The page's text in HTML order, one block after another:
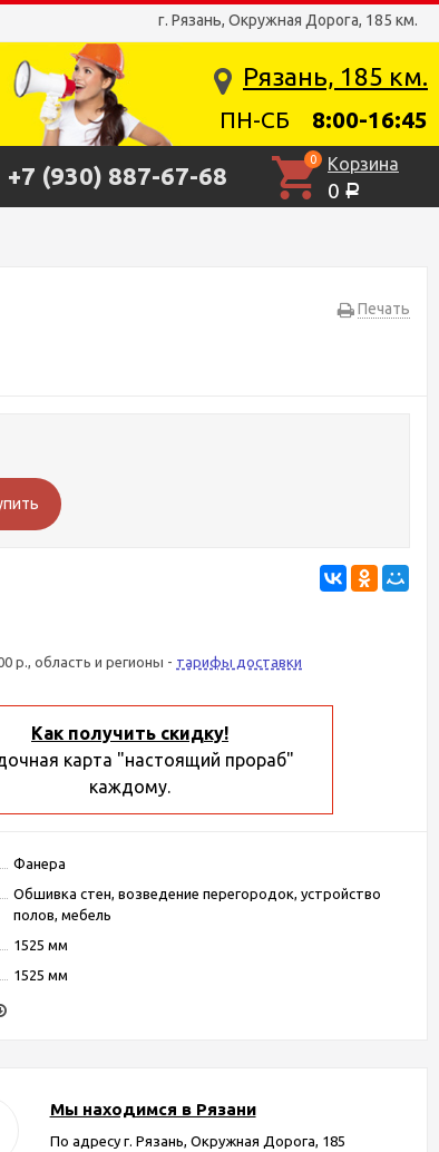
г. Рязань, Окружная Дорога, 185 км.
Рязань, 185 км.
ПН-СБ 8:00-16:45
+7 (930) 887-67-68
0 Корзина
0 Р
Печать
р., область и регионы - тарифы доставки
Как получить скидку!
карта "настоящий прораб"
каждому.
Фанера
Обшивка стен, возведение перегородок, устройство
полов, мебель
1525 мм
1525 мм
Мы находимся в Рязани
По адресу г. Рязань, Окружная Дорога, 185